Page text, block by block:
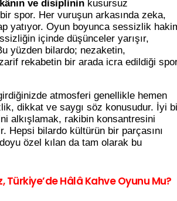
ve disiplinin kusursuz
spor. Her vuruşun arkasında zeka,
yatıyor. Oyun boyunca sessizlik
içinde düşünceler yarışır,
yüzden bilardo; nezaketin,
rekabetin bir arada icra edildiği
atmosferi genellikle hemen
dikkat ve saygı söz konusudur. İyi
alkışlamak, rakibin konsantresini
Hepsi bilardo kültürün bir parçasını
özel kılan da tam olarak bu
Türkiye’de Hâlâ Kahve Oyunu Mu?